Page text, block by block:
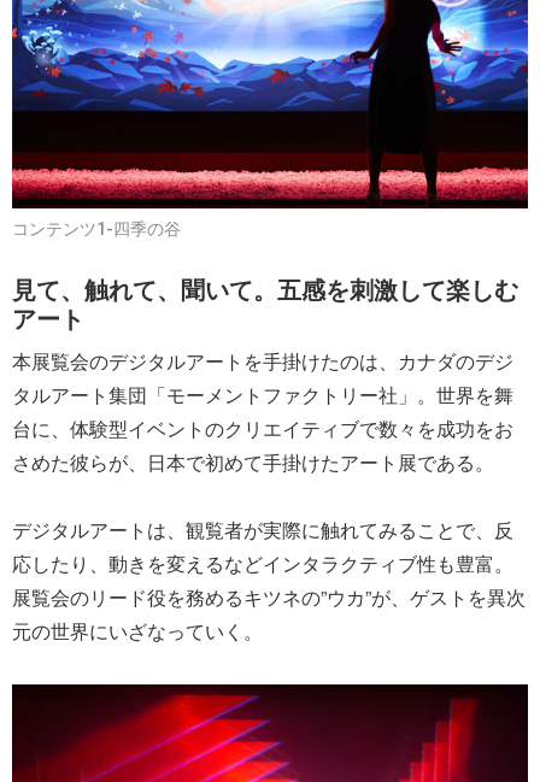
コンテンツ1-四季の谷
見て、触れて、聞いて。五感を刺激して楽しむ
アート
本展覧会のデジタルアートを手掛けたのは、カナダのデジ
タルアート集団「モーメントファクトリー社」。世界を舞
台に、体験型イベントのクリエイティブで数々を成功をお
さめた彼らが、日本で初めて手掛けたアート展である。
デジタルアートは、観覧者が実際に触れてみることで、反
応したり、動きを変えるなどインタラクティブ性も豊富。
展覧会のリード役を務めるキツネの”ウカ”が、ゲストを異次
元の世界にいざなっていく。